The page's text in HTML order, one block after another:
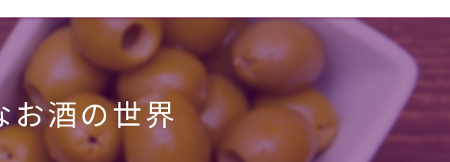
スナック
2次会
貸切
カラオケ
お酒の世界